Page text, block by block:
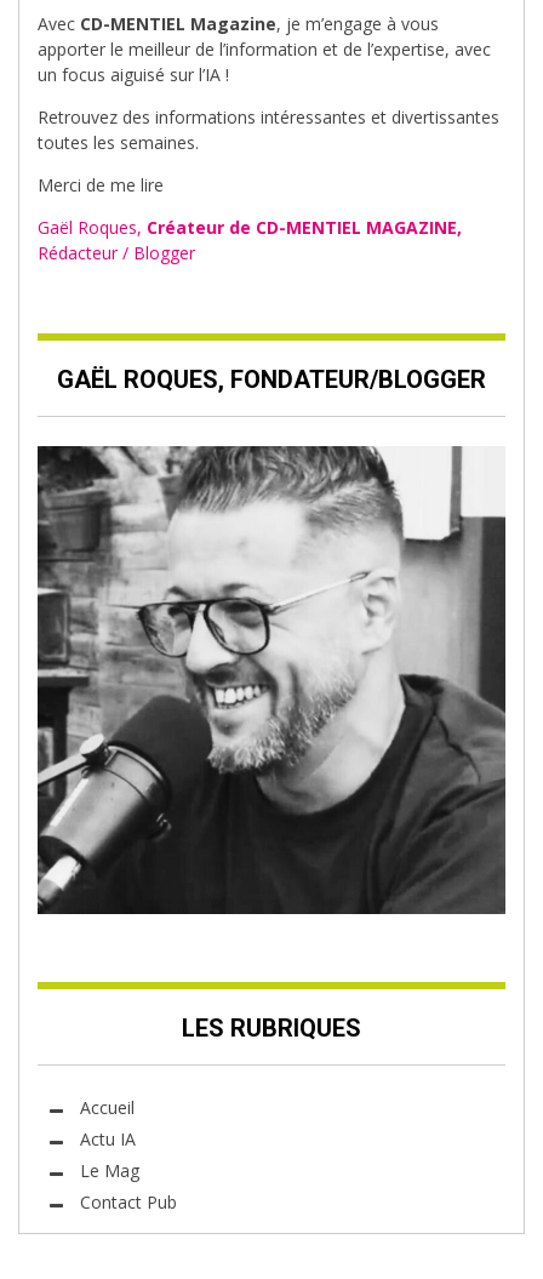
Avec CD-MENTIEL Magazine, je m’engage à vous
apporter le meilleur de l’information et de l’expertise, avec
un focus aiguisé sur l’IA !
Retrouvez des informations intéressantes et divertissantes
toutes les semaines.
Merci de me lire
Gaël Roques, Créateur de CD-MENTIEL MAGAZINE,
Rédacteur / Blogger
GAËL ROQUES, FONDATEUR/BLOGGER
LES RUBRIQUES
Accueil
Actu IA
Le Mag
Contact Pub